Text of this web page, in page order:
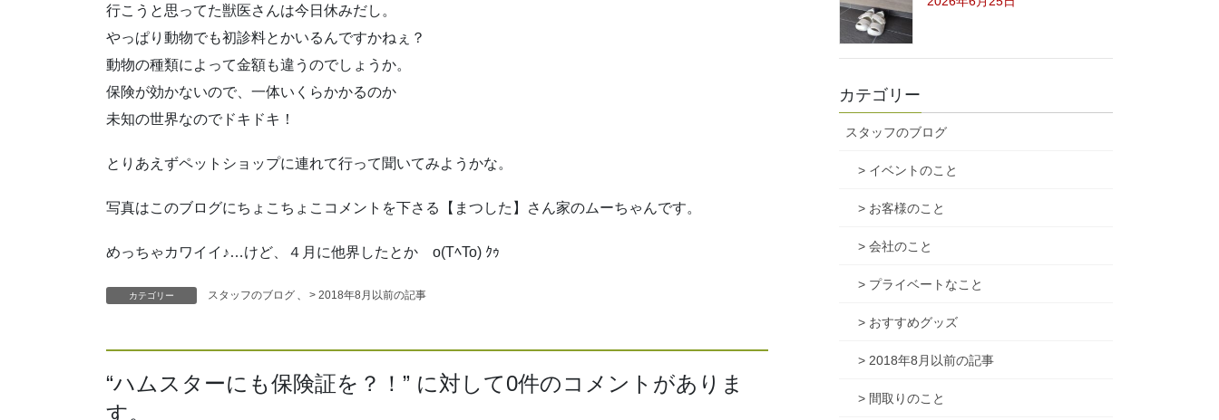
行こうと思ってた獣医さんは今日休みだし。
やっぱり動物でも初診料とかいるんですかねぇ？
動物の種類によって金額も違うのでしょうか。
保険が効かないので、一体いくらかかるのか
未知の世界なのでドキドキ！
とりあえずペットショップに連れて行って聞いてみようかな。
写真はこのブログにちょこちょこコメントを下さる【まつした】さん家のムーちゃんです。
めっちゃカワイイ♪…けど、４月に他界したとか o(TﾍTo) ｸｩ
カテゴリー スタッフのブログ > 2018年8月以前の記事
“ハムスターにも保険証を？！ ” に対して0件のコメントがありま
す。
カテゴリー
スタッフのブログ
> イベントのこと
> お客様のこと
> 会社のこと
> プライベートなこと
> おすすめグッズ
> 2018年8月以前の記事
> 間取りのこと